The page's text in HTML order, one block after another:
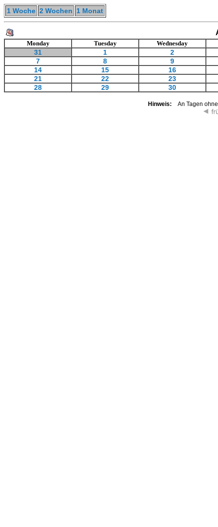
1 Woche 2 Wochen 1 Monat
Monday Tuesday Wednesday
31 1
2
7
8
9
14
15
16
21
22
23
28
29 30
Hinweis: An Tagen